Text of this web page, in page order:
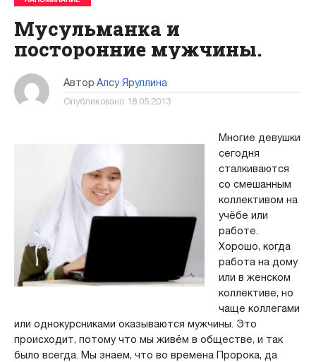
Мусульманка и
посторонние мужчины.
Автор Алсу Яруллина
Опубликовано 18.05.2013
Многие девушки
сегодня
сталкиваются
со смешанным
коллективом на
учёбе или
работе.
Хорошо, когда
работа на дому
или в женском
коллективе, но
чаще коллегами
или однокурсниками оказываются мужчины. Это
происходит, потому что мы живём в обществе, и так
было всегда. Мы знаем, что во времена Пророка, да